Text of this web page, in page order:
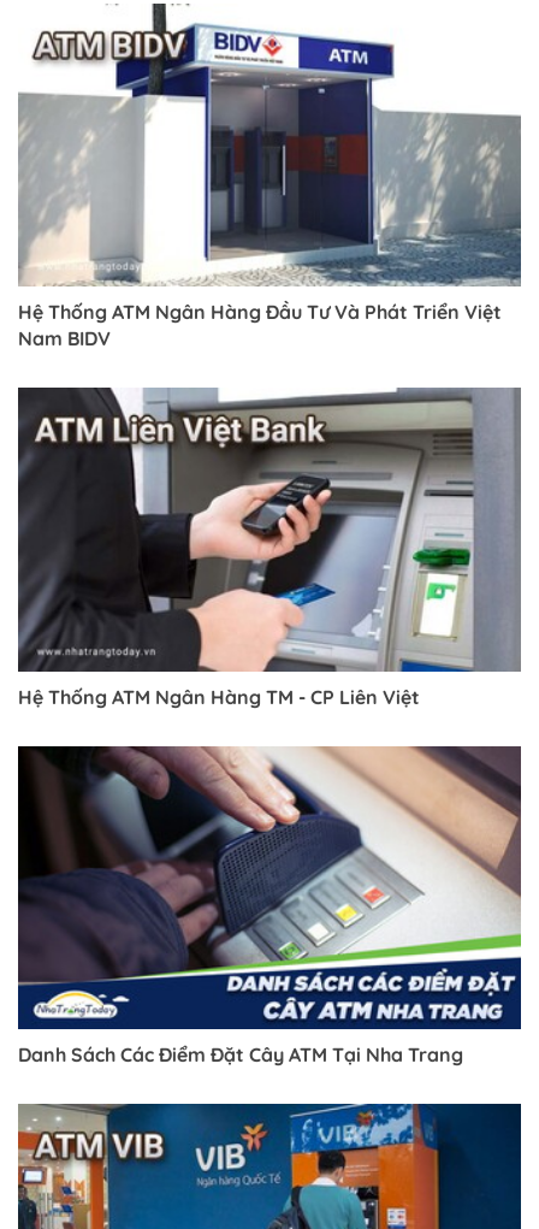
Hệ Thống ATM Ngân Hàng Đầu Tư Và Phát Triển Việt
Nam BIDV
Hệ Thống ATM Ngân Hàng TM - CP Liên Việt
Danh Sách Các Điểm Đặt Cây ATM Tại Nha Trang